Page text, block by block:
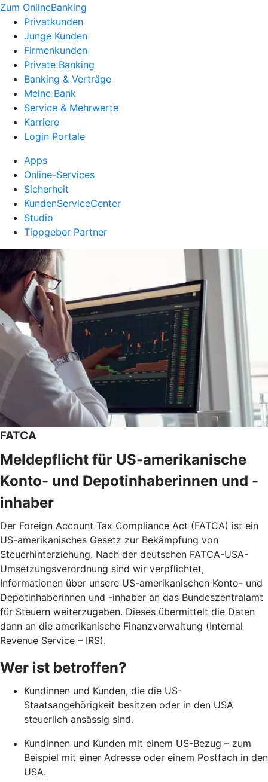
Zum OnlineBanking
Privatkunden
Junge Kunden
Firmenkunden
Private Banking
Banking & Verträge
Meine Bank
Service & Mehrwerte
Karriere
Login Portale
Apps
Online-Services
Sicherheit
KundenServiceCenter
Studio
Tippgeber Partner
FATCA
Meldepflicht für US-amerikanische
Konto- und Depotinhaberinnen und -
inhaber
Der Foreign Account Tax Compliance Act (FATCA) ist ein
US-amerikanisches Gesetz zur Bekämpfung von
Steuerhinterziehung. Nach der deutschen FATCA-USA-
Umsetzungsverordnung sind wir verpflichtet,
Informationen über unsere US-amerikanischen Konto- und
Depotinhaberinnen und -inhaber an das Bundeszentralamt
für Steuern weiterzugeben. Dieses übermittelt die Daten
dann an die amerikanische Finanzverwaltung (Internal
Revenue Service – IRS).
Wer ist betroffen?
Kundinnen und Kunden, die die US-
Staatsangehörigkeit besitzen oder in den USA
steuerlich ansässig sind.
Kundinnen und Kunden mit einem US-Bezug – zum
Beispiel mit einer Adresse oder einem Postfach in den
USA.